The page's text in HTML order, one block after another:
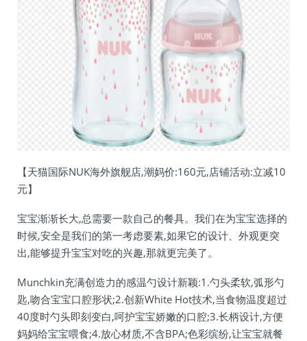
【天猫国际NUK海外旗舰店,潮妈价:160元,店铺活动:立减10
元】
宝宝渐渐长大,总需要一款自己的餐具。我们在为宝宝选择的
时候,安全是我们的第一考虑要素,如果它的设计、外观更突
出,能够提升宝宝对吃的兴趣,那就更完美了。
Munchkin充满创造力的感温勺设计新颖:1.勺头柔软,弧形勺
匙,吻合宝宝口腔形状;2.创新White Hot技术,当食物温度超过
40度时勺头即刻变白,呵护宝宝娇嫩的口腔;3.长柄设计,方便
妈妈给宝宝喂食;4.放心材质,不含BPA;色彩缤纷,让宝宝就餐